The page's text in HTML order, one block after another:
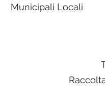
Municipali Locali